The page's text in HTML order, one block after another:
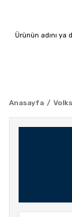
Anasayfa